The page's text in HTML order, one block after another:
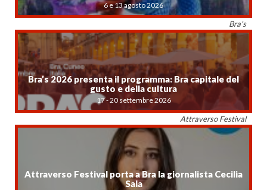
6 e 13 agosto 2026
Bra's
Bra’s 2026 presenta il programma: Bra capitale del
gusto e della cultura
17 - 20 settembre 2026
Attraverso Festival
Attraverso Festival porta a Bra la giornalista Cecilia
Sala